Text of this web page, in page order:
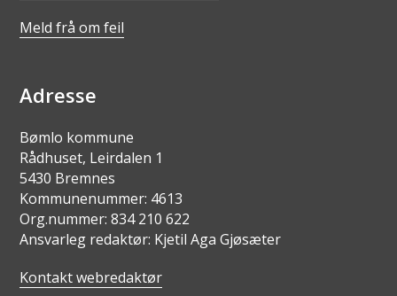
Meld frå om feil
Adresse
Bømlo kommune
Rådhuset, Leirdalen 1
5430 Bremnes
Kommunenummer: 4613
Org.nummer: 834 210 622
Ansvarleg redaktør: Kjetil Aga Gjøsæter
Kontakt webredaktør